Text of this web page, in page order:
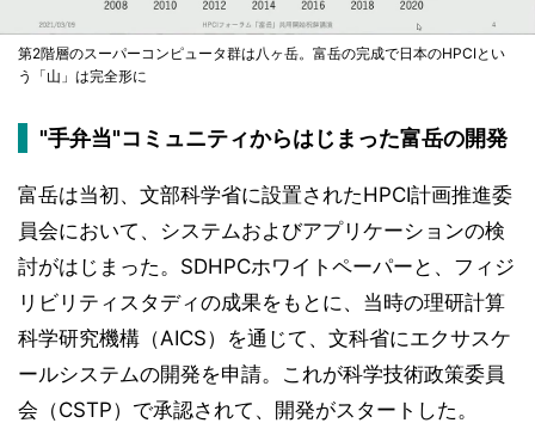
第2階層のスーパーコンピュータ群は八ヶ岳。富岳の完成で日本のHPCIとい
う「山」は完全形に
"手弁当"コミュニティからはじまった富岳の開発
富岳は当初、文部科学省に設置されたHPCI計画推進委
員会において、システムおよびアプリケーションの検
討がはじまった。SDHPCホワイトペーパーと、フィジ
リビリティスタディの成果をもとに、当時の理研計算
科学研究機構（AICS）を通じて、文科省にエクサスケ
ールシステムの開発を申請。これが科学技術政策委員
会（CSTP）で承認されて、開発がスタートした。